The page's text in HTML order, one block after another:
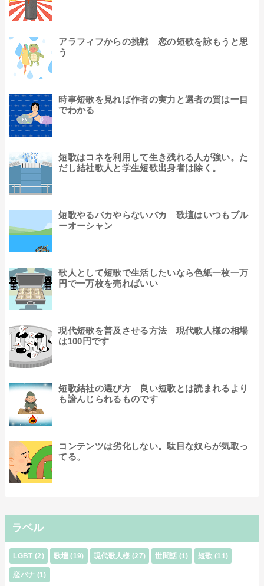
アラフィフからの挑戦 恋の短歌を詠もうと思
う
時事短歌を見れば作者の実力と選者の質は一目
でわかる
短歌はコネを利用して生き残れる人が強い。た
だし結社歌人と学生短歌出身者は除く。
短歌やるバカやらないバカ 歌壇はいつもブル
ーオーシャン
歌人として短歌で生活したいなら色紙一枚一万
円で一万枚を売ればいい
現代短歌を普及させる方法 現代歌人様の相場
は100円です
短歌結社の選び方 良い短歌とは読まれるより
も諳んじられるものです
コンテンツは劣化しない。駄目な奴らが気取っ
てる。
ラベル
LGBT (2) 歌壇 (19) 現代歌人様 (27) 世間話 (1) 短歌 (11)
恋バナ (1)